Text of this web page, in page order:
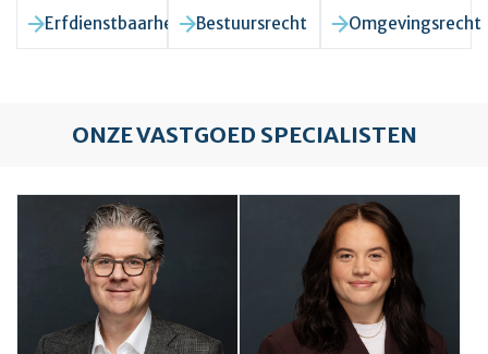
Erfdienstbaarheid Bestuursrecht Omgevingsrecht
ONZE VASTGOED SPECIALISTEN